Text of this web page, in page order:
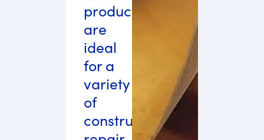
products
are
ideal
for a
variety
of
construction,